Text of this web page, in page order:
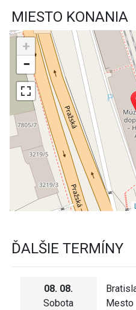
MIESTO KONANIA
+
−
ĎALŠIE TERMÍNY
08. 08.
Sobota
Mesto